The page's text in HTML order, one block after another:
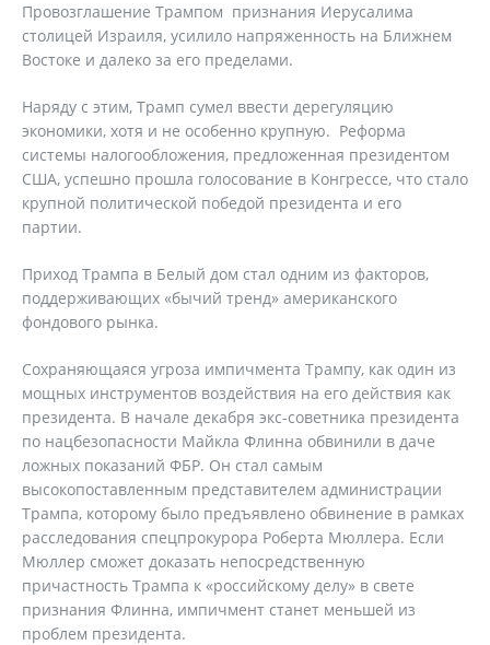
Провозглашение Трампом признания Иерусалима
столицей Израиля, усилило напряженность на Ближнем
Востоке и далеко за его пределами.
Наряду с этим, Трамп сумел ввести дерегуляцию
экономики, хотя и не особенно крупную. Реформа
системы налогообложения, предложенная президентом
США, успешно прошла голосование в Конгрессе, что стало
крупной политической победой президента и его
партии.
Приход Трампа в Белый дом стал одним из факторов,
поддерживающих «бычий тренд» американского
фондового рынка.
Сохраняющаяся угроза импичмента Трампу, как один из
мощных инструментов воздействия на его действия как
президента. В начале декабря экс-советника президента
по нацбезопасности Майкла Флинна обвинили в даче
ложных показаний ФБР. Он стал самым
высокопоставленным представителем администрации
Трампа, которому было предъявлено обвинение в рамках
расследования спецпрокурора Роберта Мюллера. Если
Мюллер сможет доказать непосредственную
причастность Трампа к «российскому делу» в свете
признания Флинна, импичмент станет меньшей из
проблем президента.